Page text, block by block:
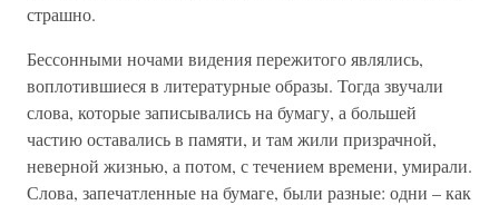
страшно.
Бессонными ночами видения пережитого являлись,
воплотившиеся в литературные образы. Тогда звучали
слова, которые записывались на бумагу, а большей
частию оставались в памяти, и там жили призрачной,
неверной жизнью, а потом, с течением времени, умирали.
Слова, запечатленные на бумаге, были разные: одни – как